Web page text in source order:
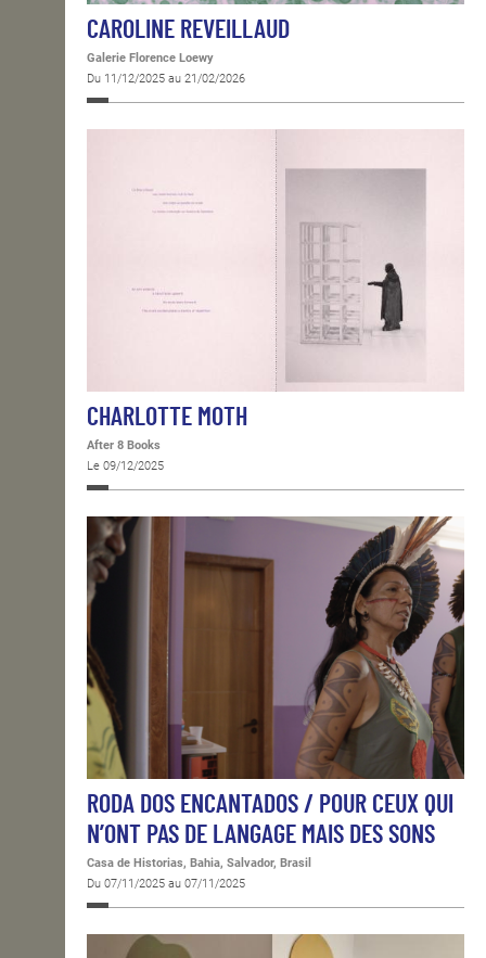
CAROLINE REVEILLAUD
Galerie Florence Loewy
Du 11/12/2025 au 21/02/2026
CHARLOTTE MOTH
After 8 Books
Le 09/12/2025
RODA DOS ENCANTADOS / POUR CEUX QUI
N’ONT PAS DE LANGAGE MAIS DES SONS
Casa de Historias, Bahia, Salvador, Brasil
Du 07/11/2025 au 07/11/2025